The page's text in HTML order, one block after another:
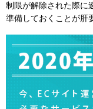
制限が解除された際に
準備しておくことが肝